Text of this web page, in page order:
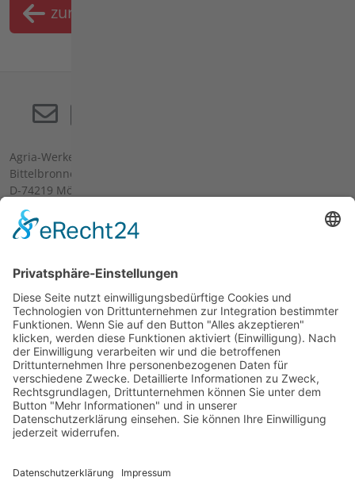
zurück
Agria-Werke GmbH
Bittelbronner Str. 42
D-74219 Möckmühl
E-Mail:
Tel:
+49 6298 39-0
Fax:
+49 6298 39-111
Ersatzteilverkauf vor Ort:
Mo-Fr: 08:00 - 12:00 Uhr und 13:00 - 16:00 Uhr
Wir bitten um telefonische Anmeldung.
Links
Anwendungen
Produkte
Konfigurator
Ersatzteil-Suche
Händlersuche
Downloads